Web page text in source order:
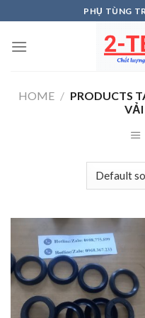
to
content
PHỤ TÙNG
HOME / PRODUCTS
VẢI